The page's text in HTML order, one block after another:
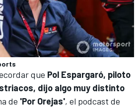
que Pol Espargaró, piloto
dijo algo muy distinto
de 'Por Orejas', el podcast de